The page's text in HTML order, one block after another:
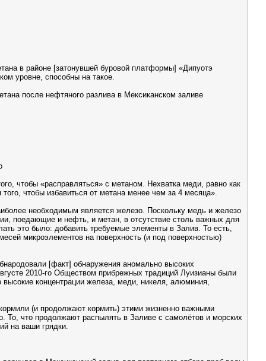
в районе [затонувшей буровой платформы] «Дипуотэ
уровне, способны на такое.
после нефтяного разлива в Мексиканском заливе
чтобы «расправляться» с метаном. Нехватка меди, равно как
чтобы избавиться от метана менее чем за 4 месяца».
необходимым является железо. Поскольку медь и железо
поедающие и нефть, и метан, в отсутствие столь важных для
это было: добавить требуемые элементы в Залив. То есть,
микроэлементов на поверхность (и под поверхностью)
[факт] обнаружения аномально высоких
2010-го Обществом прибрежных традиций Луизианы были
концентрации железа, меди, никеля, алюминия,
(и продолжают кормить) этими жизненно важными
То, что продолжают распылять в Заливе с самолётов и морских
на ваши грядки.